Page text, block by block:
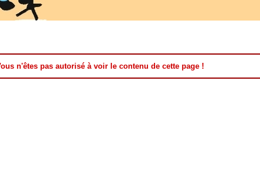
n'êtes pas autorisé à voir le contenu de cette page !